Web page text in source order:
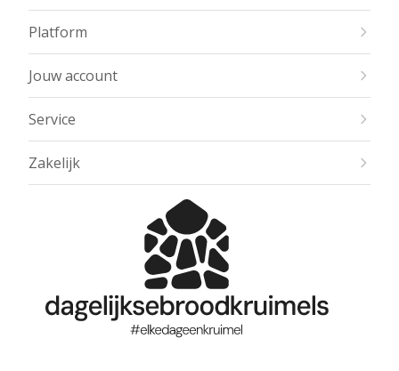
Platform
Jouw account
Service
Zakelijk